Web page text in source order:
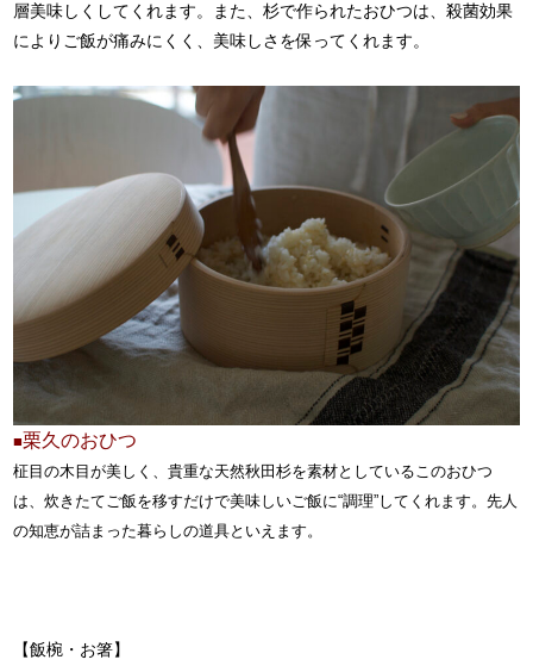
層美味しくしてくれます。また、杉で作られたおひつは、殺菌効果
によりご飯が痛みにくく、美味しさを保ってくれます。
■栗久のおひつ
柾目の木目が美しく、貴重な天然秋田杉を素材としているこのおひつ
は、炊きたてご飯を移すだけで美味しいご飯に“調理”してくれます。先人
の知恵が詰まった暮らしの道具といえます。
【飯椀・お箸】